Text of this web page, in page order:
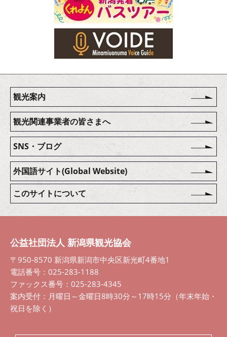
観光案内
観光関連事業者の皆さまへ
SNS・ブログ
外国語サイト(Global Website)
このサイトについて
公益社団法人 新潟県観光協会
〒950-8570 新潟県新潟市中央区新光町4番地1
電話番号：025-283-1188
ファックス番号：025-283-4345
案内受付：月曜日～金曜日8時30分～17時15分（年末年始・
祝日を除く）